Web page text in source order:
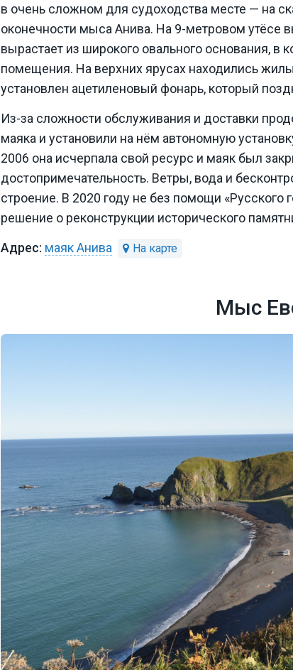
в очень сложном для судоходства месте — на
оконечности мыса Анива. На 9-метровом утёсе
вырастает из широкого овального основания,
помещения. На верхних ярусах находились
установлен ацетиленовый фонарь, который
Из-за сложности обслуживания и доставки
маяка и установили на нём автономную
2006 она исчерпала свой ресурс и маяк был
достопримечательность. Ветры, вода и
строение. В 2020 году не без помощи «Русского
решение о реконструкции исторического
маяк Анива
Мыс